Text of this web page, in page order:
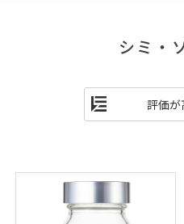
シミ・